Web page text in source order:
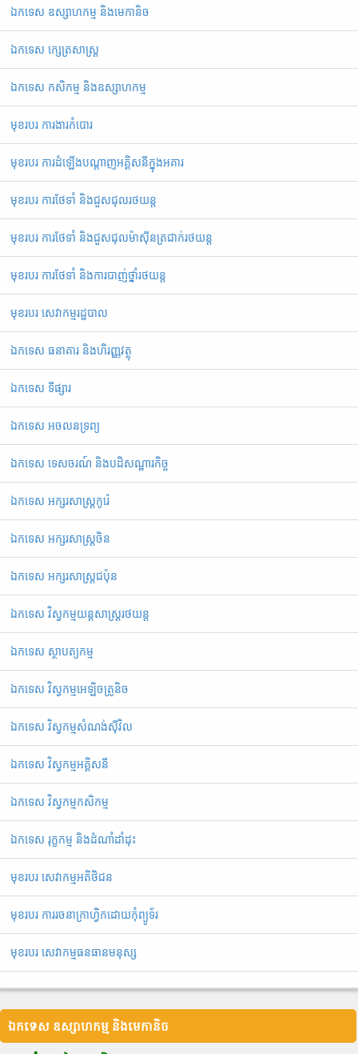
ឯកទេស ឧស្សាហកម្ម និងមេកានិច
ឯកទេស ក្សេត្រសាស្ត្រ
ឯកទេស កសិកម្ម និងឧស្សាហកម្ម
មុខរបរ ការងារកំបោរ
មុខរបរ ការដំឡើងបណ្ដាញអគ្គិសនីក្នុងអគារ
មុខរបរ ការថែទាំ និងជួសជុលរថយន្ត
មុខរបរ ការថែទាំ និងជួសជុលម៉ាស៊ីនត្រជាក់រថយន្ត
មុខរបរ ការថែទាំ និងការបាញ់ថ្នាំរថយន្ត
មុខរបរ សេវាកម្មរដ្ឋបាល
ឯកទេស ធនាគារ និងហិរញ្ញវត្ថុ
ឯកទេស ទីផ្សារ
ឯកទេស អចលនទ្រព្យ
ឯកទេស ទេសចរណ៍ និងបដិសណ្ឋារកិច្ច
ឯកទេស អក្សរសាស្ត្រកូរ៉េ
ឯកទេស អក្សរសាស្ត្រចិន
ឯកទេស អក្សរសាស្ត្រជប៉ុន
ឯកទេស វិស្វកម្មយន្តសាស្ត្ររថយន្ត
ឯកទេស ស្ថាបត្យកម្ម
ឯកទេស វិស្វកម្មអេឡិចត្រូនិច
ឯកទេស វិស្វកម្មសំណង់ស៊ីវិល
ឯកទេស វិស្វកម្មអគ្គិសនី
ឯ​ក​ទេស​ ​វិស្វកម្មកសិកម្ម
ឯកទេស រុក្ខកម្ម និងដំណាំដាំដុះ
មុខរបរ សេវាកម្មអតិថិជន
មុខរបរ ការរចនាក្រាហ្វិកដោយកុំព្យូទ័រ
មុខរបរ សេវាកម្មធនធានមនុស្ស
ឯកទេស ឧស្សាហកម្ម និងមេកានិច